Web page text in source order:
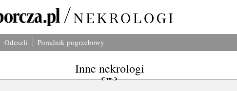
Odeszli Poradnik pogrzebowy
Inne nekrologi